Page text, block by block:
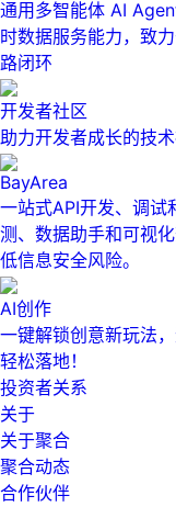
通用多智能体 AI
时数据服务能力，致
路闭环
开发者社区
助力开发者成长的技
BayArea
一站式API开发、调试
测、数据助手和可视
低信息安全风险。
AI创作
一键解锁创意新玩法
轻松落地！
投资者关系
关于
关于聚合
聚合动态
合作伙伴